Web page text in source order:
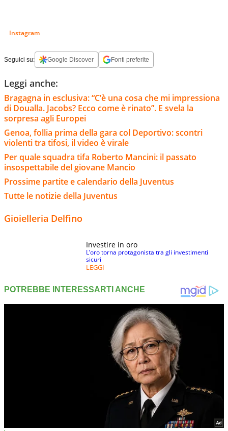
Instagram
Seguici su: Google Discover Fonti preferite
Leggi anche:
Bragagna in esclusiva: “C’è una cosa che mi impressiona
di Doualla. Jacobs? Ecco come è rinato”. E svela la
sorpresa agli Europei
Genoa, follia prima della gara col Deportivo: scontri
violenti tra tifosi, il video è virale
Per quale squadra tifa Roberto Mancini: il passato
insospettabile del giovane Mancio
Prossime partite e calendario della Juventus
Tutte le notizie della Juventus
Gioielleria Delfino
Investire in oro
L’oro torna protagonista tra gli investimenti
sicuri
LEGGI